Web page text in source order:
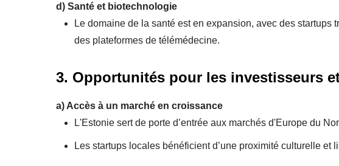
d) Santé et biotechnologie
Le domaine de la santé est en expansion, avec des
des plateformes de télémédecine.
3. Opportunités pour les investisseurs
a) Accès à un marché en croissance
L'Estonie sert de porte d’entrée aux marchés d'Europe du
Les startups locales bénéficient d’une proximité culturelle